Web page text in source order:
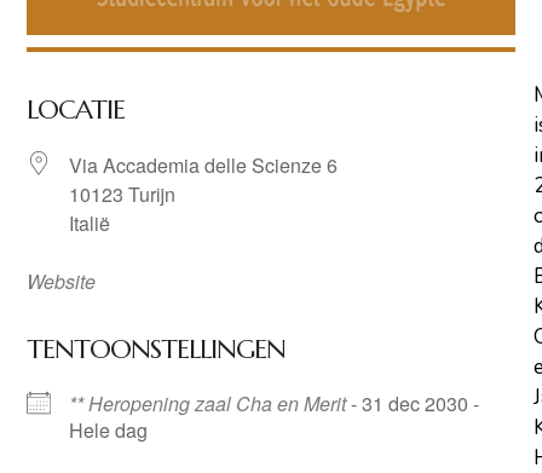
LOCATIE
Via Accademia delle Scienze 6
10123 Turijn
Italië
Website
TENTOONSTELLINGEN
** Heropening zaal Cha en Merit- 31 dec 2030 -
Hele dag